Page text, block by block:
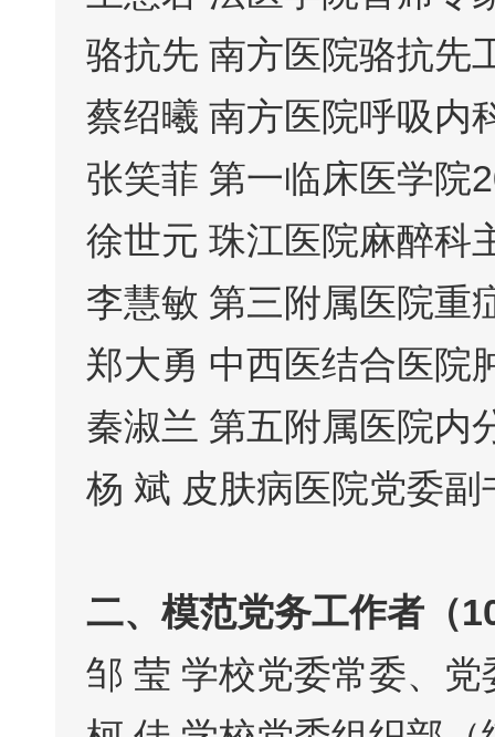
骆抗先 南方医院骆抗先
蔡绍曦 南方医院呼吸内
张笑菲 第一临床医学院
徐世元 珠江医院麻醉科
李慧敏 第三附属医院重
郑大勇 中西医结合医院
秦淑兰 第五附属医院内
杨 斌 皮肤病医院党委副
二、模范党务工作者（
邹 莹 学校党委常委、